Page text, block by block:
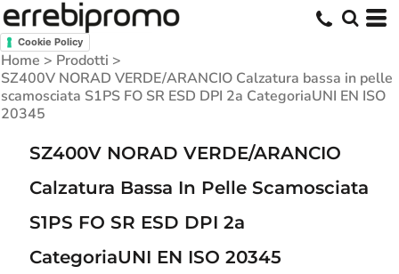
Cookie Policy
Home > Prodotti >
SZ400V NORAD VERDE/ARANCIO Calzatura bassa in pelle
scamosciata S1PS FO SR ESD DPI 2a CategoriaUNI EN ISO
20345
SZ400V NORAD VERDE/ARANCIO
Calzatura Bassa In Pelle Scamosciata
S1PS FO SR ESD DPI 2a
CategoriaUNI EN ISO 20345